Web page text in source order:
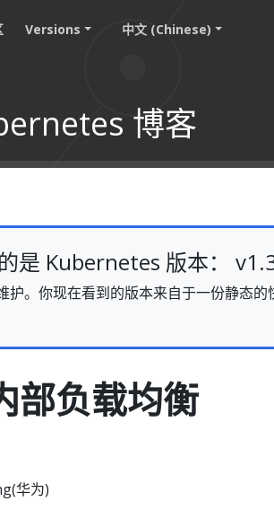
Versions 中文 (Chinese)
博客
是 Kubernetes 版本：
。你现在看到的版本来自于一份静态的
部负载均衡
华为)